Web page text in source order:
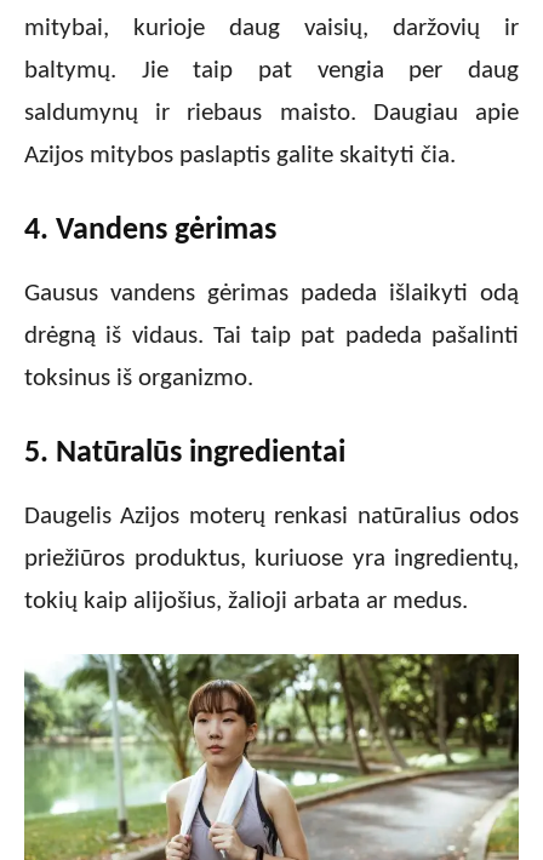
mitybai, kurioje daug vaisių, daržovių ir
baltymų. Jie taip pat vengia per daug
saldumynų ir riebaus maisto. Daugiau apie
Azijos mitybos paslaptis galite skaityti čia.
4. Vandens gėrimas
Gausus vandens gėrimas padeda išlaikyti odą
drėgną iš vidaus. Tai taip pat padeda pašalinti
toksinus iš organizmo.
5. Natūralūs ingredientai
Daugelis Azijos moterų renkasi natūralius odos
priežiūros produktus, kuriuose yra ingredientų,
tokių kaip alijošius, žalioji arbata ar medus.